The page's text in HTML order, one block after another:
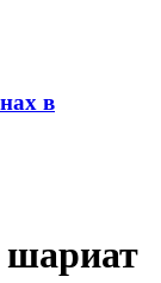
в
шариат